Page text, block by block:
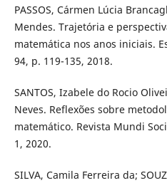
PASSOS, Cármen Lúcia
Mendes. Trajetória e
matemática nos anos iniciais.
94, p. 119-135, 2018.
SANTOS, Izabele do Rocio
Neves. Reflexões sobre
matemático. Revista Mundi
1, 2020.
SILVA, Camila Ferreira da;